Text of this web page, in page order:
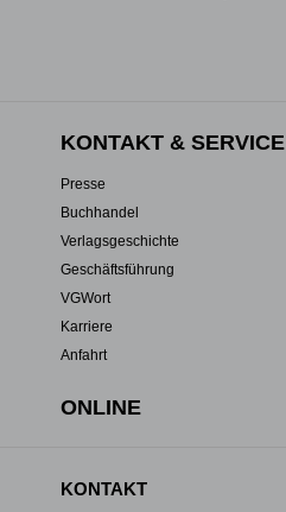
KONTAKT & SERVICE
Presse
Buchhandel
Verlagsgeschichte
Geschäftsführung
VGWort
Karriere
Anfahrt
ONLINE
KONTAKT